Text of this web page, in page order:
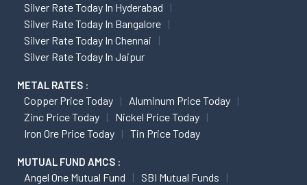
Silver Rate Today In Hyderabad
Silver Rate Today In Bangalore
Silver Rate Today In Chennai
Silver Rate Today In Jaipur
METAL RATES :
Copper Price Today
Aluminum Price Today
Zinc Price Today
Nickel Price Today
Iron Ore Price Today
Tin Price Today
MUTUAL FUND AMCS :
Angel One Mutual Fund
SBI Mutual Funds